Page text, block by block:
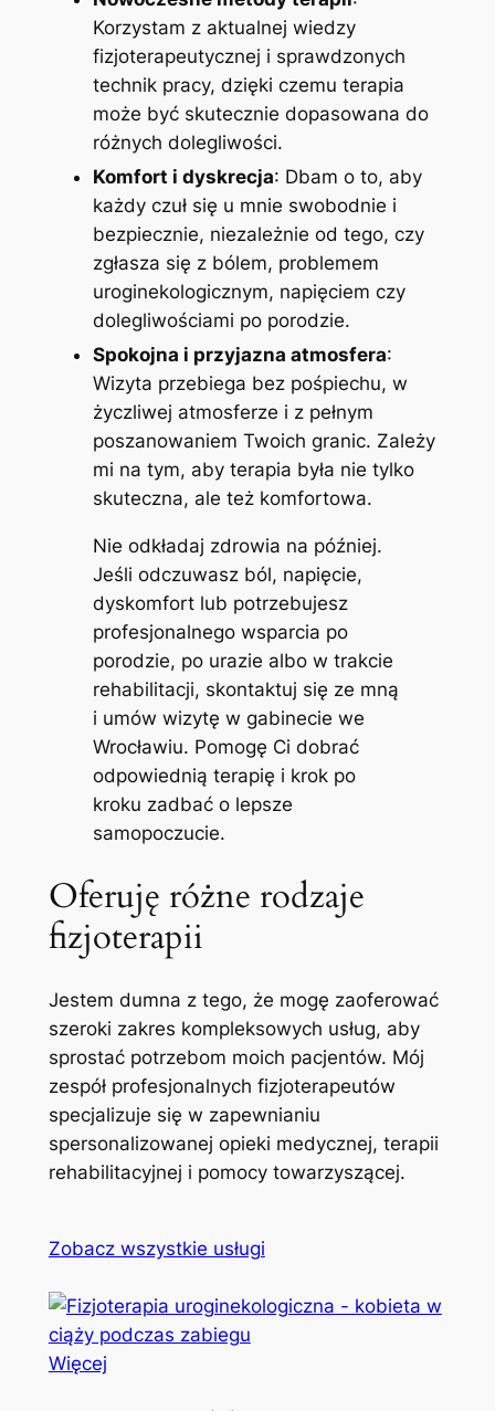
Korzystam z aktualnej wiedzy
fizjoterapeutycznej i sprawdzonych
technik pracy, dzięki czemu terapia
może być skutecznie dopasowana do
różnych dolegliwości.
Komfort i dyskrecja: Dbam o to, aby
każdy czuł się u mnie swobodnie i
bezpiecznie, niezależnie od tego, czy
zgłasza się z bólem, problemem
uroginekologicznym, napięciem czy
dolegliwościami po porodzie.
Spokojna i przyjazna atmosfera:
Wizyta przebiega bez pośpiechu, w
życzliwej atmosferze i z pełnym
poszanowaniem Twoich granic. Zależy
mi na tym, aby terapia była nie tylko
skuteczna, ale też komfortowa.
Nie odkładaj zdrowia na później.
Jeśli odczuwasz ból, napięcie,
dyskomfort lub potrzebujesz
profesjonalnego wsparcia po
porodzie, po urazie albo w trakcie
rehabilitacji, skontaktuj się ze mną
i umów wizytę w gabinecie we
Wrocławiu. Pomogę Ci dobrać
odpowiednią terapię i krok po
kroku zadbać o lepsze
samopoczucie.
Oferuję różne rodzaje
fizjoterapii
Jestem dumna z tego, że mogę zaoferować
szeroki zakres kompleksowych usług, aby
sprostać potrzebom moich pacjentów. Mój
zespół profesjonalnych fizjoterapeutów
specjalizuje się w zapewnianiu
spersonalizowanej opieki medycznej, terapii
rehabilitacyjnej i pomocy towarzyszącej.
Zobacz wszystkie usługi
Więcej